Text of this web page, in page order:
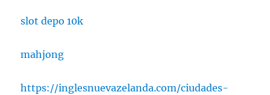
slot depo 10k
mahjong
https://inglesnuevazelanda.com/ciudades-